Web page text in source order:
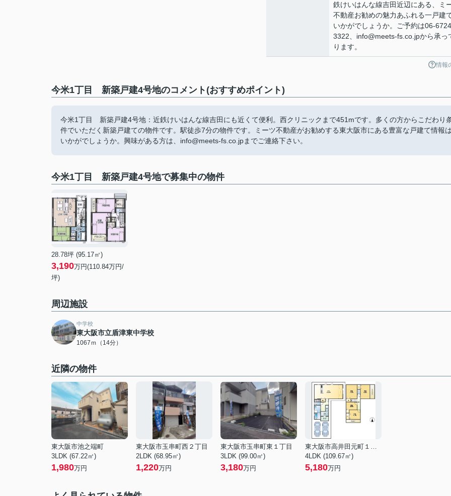
鉄けいはんな線吉田近辺にある、ミ
不動産お勧めの魅力あふれる一戸建
いかがでしょうか。ご予約は06-
3322、info@meets-fs.co.jpから承っ
ります。
情報
今米1丁目 新築戸建4号地のコメント(おすすめポイント)
今米1丁目 新築戸建4号地：近鉄けいはんな線吉田にも近くて便利。西クリニックまで451mです。多くの方からこだわり
件でいただく新築戸建ての物件です。駅徒歩7分の物件です。ミーツ不動産がお勧めする東大阪市にある豊富な戸建て情報は
いかがでしょうか。興味がある方は、info@meets-fs.co.jpまでご連絡下さい。
今米1丁目 新築戸建4号地で募集中の物件
28.78坪 (95.17㎡)
3,190万円(110.84万円/
坪)
周辺施設
中学校
東大阪市立盾津東中学校
1067ｍ（14分）
近隣の物件
東大阪市池之端町
3LDK (67.22㎡)
1,980万円
東大阪市玉串町西２丁目
2LDK (68.95㎡)
1,220万円
東大阪市玉串町東１丁目
3LDK (99.00㎡)
3,180万円
東大阪市高井田元町１丁目
4LDK (109.67㎡)
5,180万円